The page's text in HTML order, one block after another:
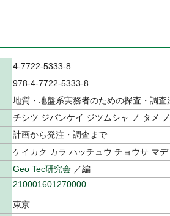
4-7722-5333-8
978-4-7722-5333-8
地質・地盤系実務者のための探査・調査
チシツ ジバンケイ ジツムシャ ノ タメ
計画から発注・調査まで
ケイカク カラ ハッチュウ チョウサ マデ
Geo Tec研究会 ／編
210001601270000
東京